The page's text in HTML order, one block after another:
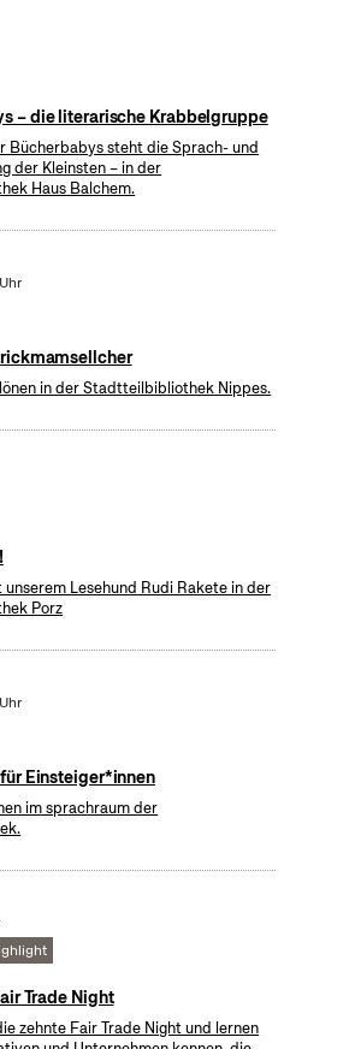
– die literarische Krabbelgruppe
Bücherbabys steht die Sprach- und
der Kleinsten – in der
Haus Balchem.
in der Stadtteilbibliothek Nippes.
unserem Lesehund Rudi Rakete in der
Porz
Einsteiger*innen
im sprachraum der
Trade Night
zehnte Fair Trade Night und lernen